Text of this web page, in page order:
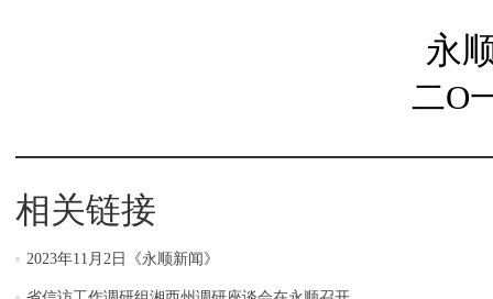
永
二O
相关链接
2023年11月2日《永顺新闻》